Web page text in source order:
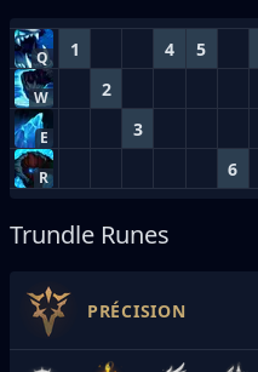
Q 1 4 5
W 2
E 3
R 6
Trundle Runes
PRÉCISION